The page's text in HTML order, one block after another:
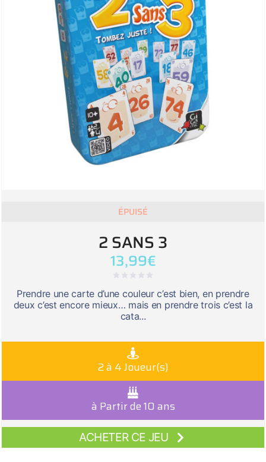
ÉPUISÉ
2 SANS 3
13,99€
Prendre une carte d’une couleur c’est bien, en prendre
deux c’est encore mieux… mais en prendre trois c’est la
cata...
2 à 4 Joueur(s)
à Partir de 10 ans
ACHETER CE JEU